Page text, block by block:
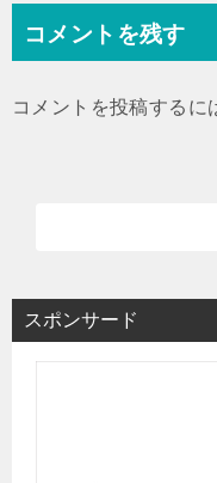
ビ
コメントを残す
コメントを投稿するに
スポンサード